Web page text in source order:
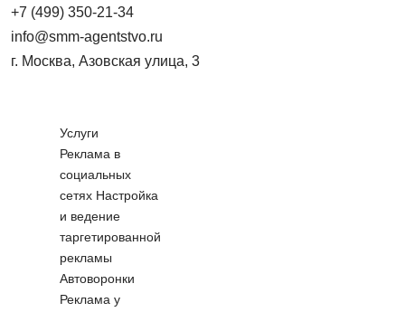
+7 (499) 350-21-34
info@smm-agentstvo.ru
г. Москва, Азовская улица, 3
Услуги
Реклама в
социальных
сетях Настройка
и ведение
таргетированной
рекламы
Автоворонки
Реклама у